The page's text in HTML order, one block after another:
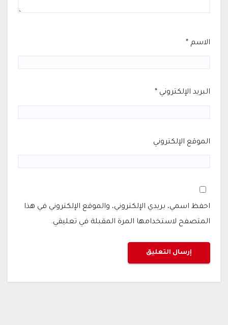
الاسم *
البريد الإلكتروني *
الموقع الإلكتروني
احفظ اسمي، بريدي الإلكتروني، والموقع الإلكتروني في هذا
المتصفح لاستخدامها المرة المقبلة في تعليقي.